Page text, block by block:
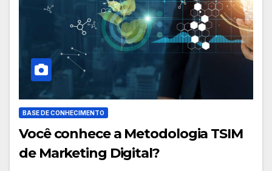
BASE DE CONHECIMENTO
Você conhece a Metodologia TSIM
de Marketing Digital?